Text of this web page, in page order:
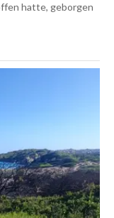
hatte, geborgen